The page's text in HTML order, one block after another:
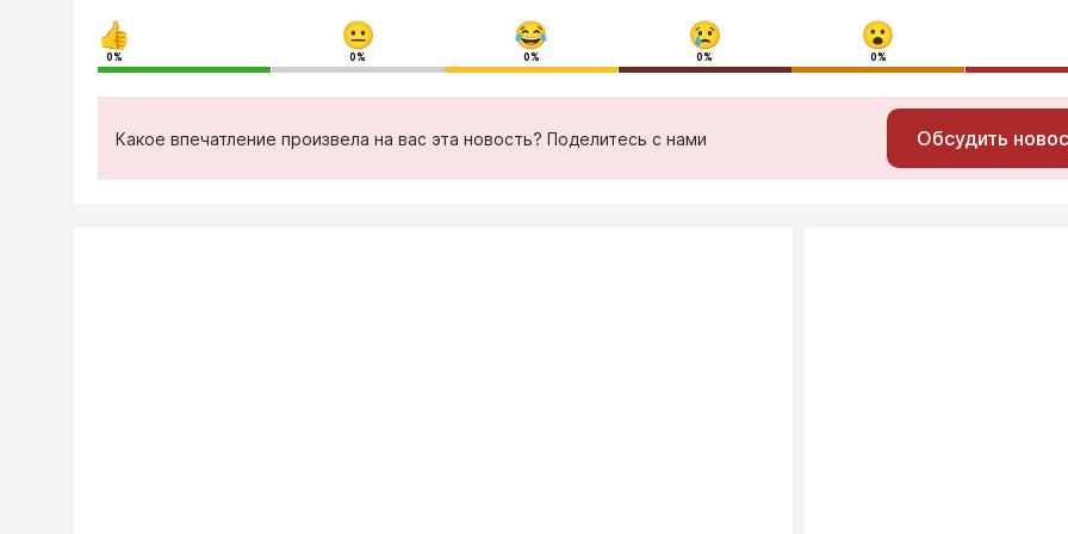
0% 0% 0% 0% 0%
Какое впечатление произвела на вас эта новость? Поделитесь с нами Обсудить